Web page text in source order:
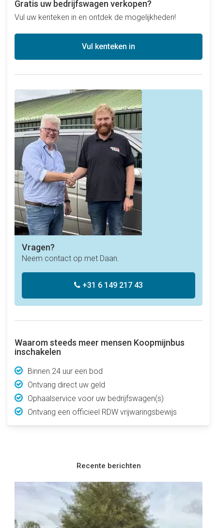
Gratis uw bedrijfswagen verkopen?
Vul uw kenteken in en ontdek de mogelijkheden!
Vul kenteken in
Vragen?
Neem contact op met Daan.
+31 6 149 217 43
Waarom steeds meer mensen Koopmijnbus
inschakelen
Binnen 24 uur een bod
Ontvang direct uw geld
Ophaalservice voor uw bedrijfswagen(s)
Ontvang een officieel RDW vrijwaringsbewijs
Recente berichten